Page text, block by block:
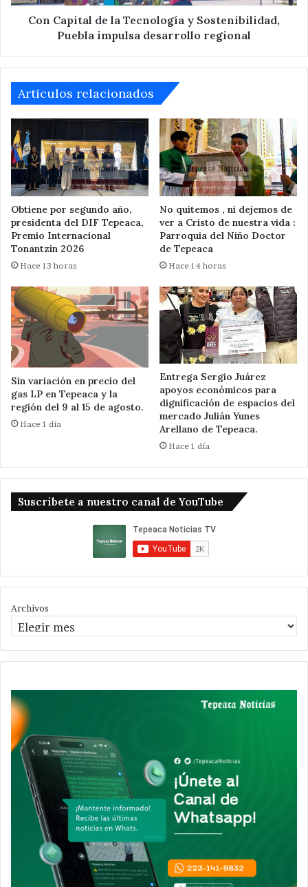
impulsa
desarrollo
Con Capital de la Tecnología y Sostenibilidad,
Puebla impulsa desarrollo regional
Articulos relacionados
Obtiene por segundo año,
presidenta del DIF Tepeaca,
Premio Internacional
Tonantzin 2026
Hace 13 horas
No quitemos , ni dejemos de
ver a Cristo de nuestra vida :
Parroquia del Niño Doctor
de Tepeaca
Hace 14 horas
Sin variación en precio del
gas LP en Tepeaca y la
región del 9 al 15 de agosto.
Hace 1 día
Entrega Sergio Juárez
apoyos económicos para
dignificación de espacios del
mercado Julián Yunes
Arellano de Tepeaca.
Hace 1 día
Suscribete a nuestro canal de YouTube
Archivos